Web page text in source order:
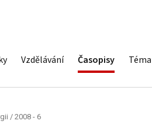
Vzdělávání Časopisy
/ 2008 - 6